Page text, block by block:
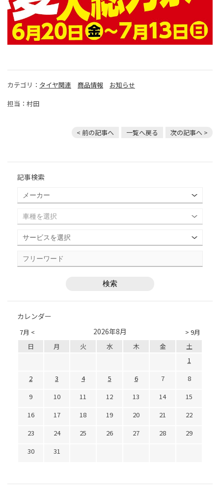
カテゴリ： タイヤ関連 商品情報
お知らせ
担当：村田
< 前の記事へ 一覧へ戻る 次の記事へ >
記事検索
カレンダー
7月 < > 9月
2026年8月
日 月 火 水 木 金
土
1
2
3 4 5 6 7
8
9
10 11 12 13 14
15
16
17 18 19 20 21
22
23
24 25 26 27 28
29
30
31